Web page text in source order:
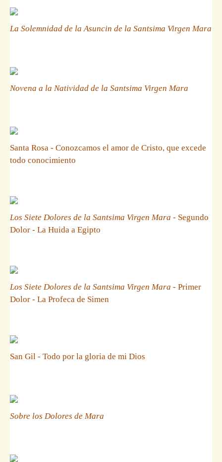
La Solemnidad de la Asuncin de la Santsima Virgen Mara
Novena a la Natividad de la Santsima Virgen Mara
Santa Rosa - Conozcamos el amor de Cristo, que excede
todo conocimiento
Los Siete Dolores de la Santsima Virgen Mara - Segundo
Dolor - La Huida a Egipto
Los Siete Dolores de la Santsima Virgen Mara - Primer
Dolor - La Profeca de Simen
San Gil - Todo por la gloria de mi Dios
Sobre los Dolores de Mara